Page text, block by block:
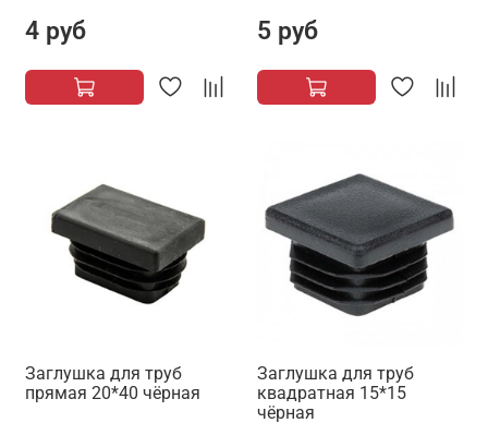
4 руб 5 руб
Заглушка для труб
прямая 20*40 чёрная
Заглушка для труб
квадратная 15*15
чёрная